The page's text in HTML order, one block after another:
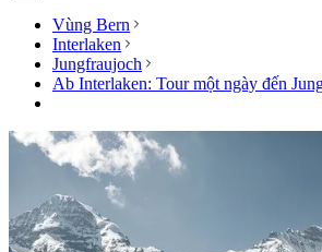
Vùng Bern
Interlaken
Jungfraujoch
Ab Interlaken: Tour một ngày đến